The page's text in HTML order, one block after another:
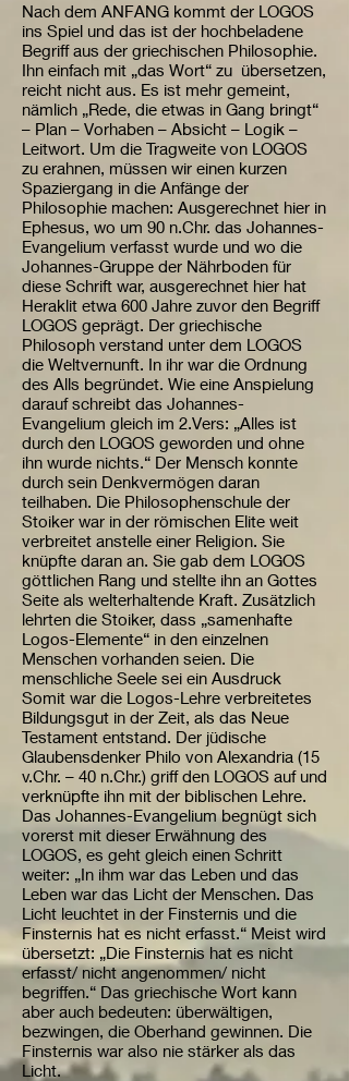
Nach dem ANFANG kommt der LOGOS
ins Spiel und das ist der hochbeladene
Begriff aus der griechischen Philosophie.
Ihn einfach mit „das Wort“ zu übersetzen,
reicht nicht aus. Es ist mehr gemeint,
nämlich „Rede, die etwas in Gang bringt“
– Plan – Vorhaben – Absicht – Logik –
Leitwort. Um die Tragweite von LOGOS
zu erahnen, müssen wir einen kurzen
Spaziergang in die Anfänge der
Philosophie machen: Ausgerechnet hier in
Ephesus, wo um 90 n.Chr. das Johannes-
Evangelium verfasst wurde und wo die
Johannes-Gruppe der Nährboden für
diese Schrift war, ausgerechnet hier hat
Heraklit etwa 600 Jahre zuvor den Begriff
LOGOS geprägt. Der griechische
Philosoph verstand unter dem LOGOS
die Weltvernunft. In ihr war die Ordnung
des Alls begründet. Wie eine Anspielung
darauf schreibt das Johannes-
Evangelium gleich im 2.Vers: „Alles ist
durch den LOGOS geworden und ohne
ihn wurde nichts.“ Der Mensch konnte
durch sein Denkvermögen daran
teilhaben. Die Philosophenschule der
Stoiker war in der römischen Elite weit
verbreitet anstelle einer Religion. Sie
knüpfte daran an. Sie gab dem LOGOS
göttlichen Rang und stellte ihn an Gottes
Seite als welterhaltende Kraft. Zusätzlich
lehrten die Stoiker, dass „samenhafte
Logos-Elemente“ in den einzelnen
Menschen vorhanden seien. Die
menschliche Seele sei ein Ausdruck
Somit war die Logos-Lehre verbreitetes
Bildungsgut in der Zeit, als das Neue
Testament entstand. Der jüdische
Glaubensdenker Philo von Alexandria (15
v.Chr. – 40 n.Chr.) griff den LOGOS auf und
verknüpfte ihn mit der biblischen Lehre.
Das Johannes-Evangelium begnügt sich
vorerst mit dieser Erwähnung des
LOGOS, es geht gleich einen Schritt
weiter: „In ihm war das Leben und das
Leben war das Licht der Menschen. Das
Licht leuchtet in der Finsternis und die
Finsternis hat es nicht erfasst.“ Meist wird
übersetzt: „Die Finsternis hat es nicht
erfasst/ nicht angenommen/ nicht
begriffen.“ Das griechische Wort kann
aber auch bedeuten: überwältigen,
bezwingen, die Oberhand gewinnen. Die
Finsternis war also nie stärker als das
Licht.